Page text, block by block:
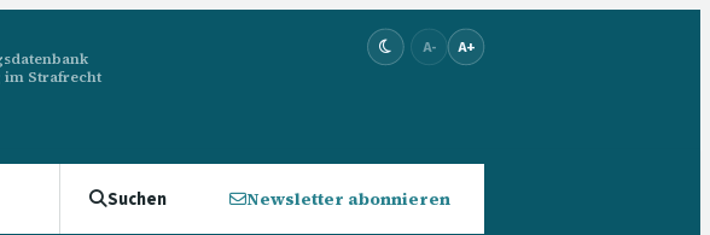
Strafrecht
A- A+
Suchen Newsletter abonnieren